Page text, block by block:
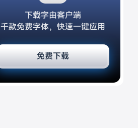
下载字由客户端
千款免费字体，快速一键应用
免费下载